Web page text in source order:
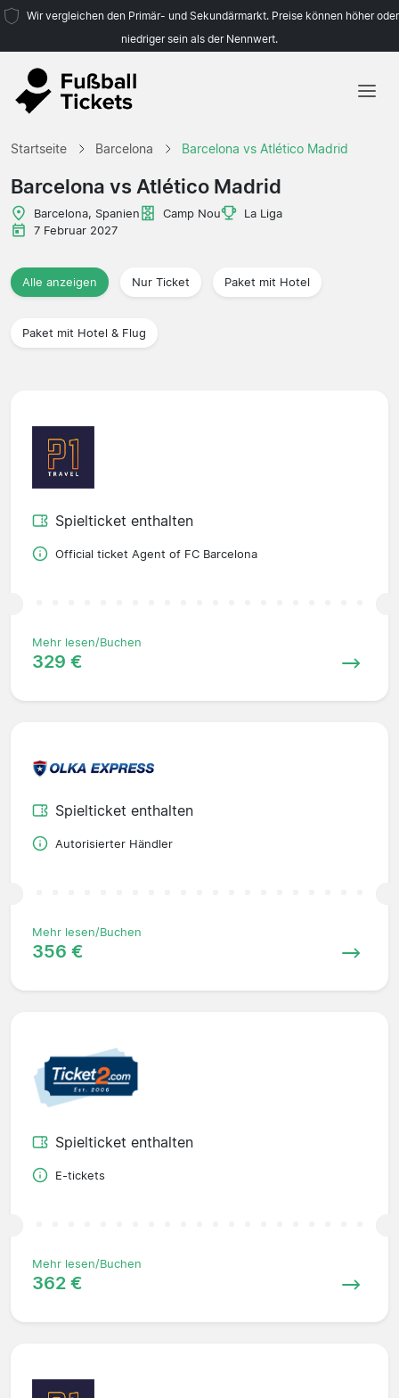
Wir vergleichen den Primär- und Sekundärmarkt. Preise können höher oder
niedriger sein als der Nennwert.
Startseite Barcelona Barcelona vs Atlético Madrid
Barcelona vs Atlético Madrid
Barcelona, Spanien Camp Nou
La Liga
7 Februar 2027
Alle anzeigen Nur Ticket Paket mit Hotel
Paket mit Hotel & Flug
Spielticket enthalten
Official ticket Agent of FC Barcelona
Mehr lesen/Buchen
329 €
Spielticket enthalten
Autorisierter Händler
Mehr lesen/Buchen
356 €
Spielticket enthalten
E-tickets
Mehr lesen/Buchen
362 €